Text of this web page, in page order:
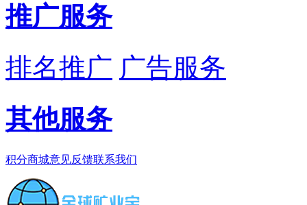
推广服务
排名推广 广告服务
其他服务
积分商城意见反馈联系我们